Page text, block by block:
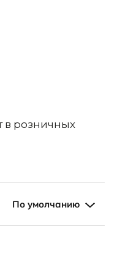
в розничных
По умолчанию